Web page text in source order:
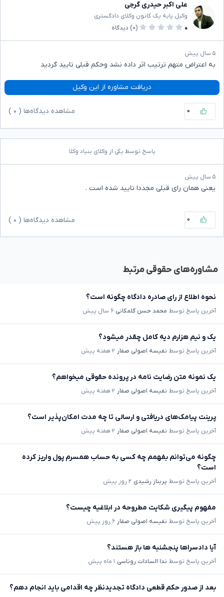
علی اکبر حیدری گرجی
وکیل پایه یک کانون وکلای دادگستری
۰
(۰) دیدگاه
۵ سال پیش
به اعتراض متهم ترتیب اثر داده نشد وحکم قبلی تایید گردید
دریافت مشاوره از این وکیل
۰ مشاهده دیدگاه‌ها ( ۰
پاسخ توسط یکی از وکلای بنیاد وکلا
۵ سال پیش
یعنی همان رای قبلی مجددا تایید شده است .
۰ مشاهده دیدگاه‌ها ( ۰
مشاوره‌های حقوقی مرتبط
نحوه اطلاع از رای صادره دادگاه چگونه است؟
آخرین پاسخ توسط محمد حسن گلمکانی ۶ سال پیش
یک و نیم هزارم دیه کامل چقدر میشود؟
آخرین پاسخ توسط نفیسه اصولی صفار ۲ هفته پیش
یک نمونه متن رضایت نامه در پرونده حقوقی میخواهم؟
آخرین پاسخ توسط نفیسه اصولی صفار ۲ هفته پیش
پرینت پیامک‌های دریافتی و ارسالی تا چه مدت امکان‌پذیر است؟
آخرین پاسخ توسط نفیسه اصولی صفار ۲ هفته پیش
چگونه می‌توانم بفهمم چه کسی به حساب همسرم پول واریز کرده
است؟
آخرین پاسخ توسط پریناز رشیدی ۲ روز پیش
مفهوم پیگیری شکایت مطروحه در ابلاغیه چیست؟
آخرین پاسخ توسط نفیسه اصولی صفار ۶ روز پیش
آیا دادسراها پنجشنبه ها باز هستند؟
آخرین پاسخ توسط ندا السادات روناسی ۱ ماه پیش
بعد از صدور حکم قطعی دادگاه تجدیدنظر چه اقدامی باید انجام دهم؟